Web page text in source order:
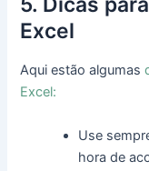
Excel
Aqui estão algumas
Excel:
Use
hora de